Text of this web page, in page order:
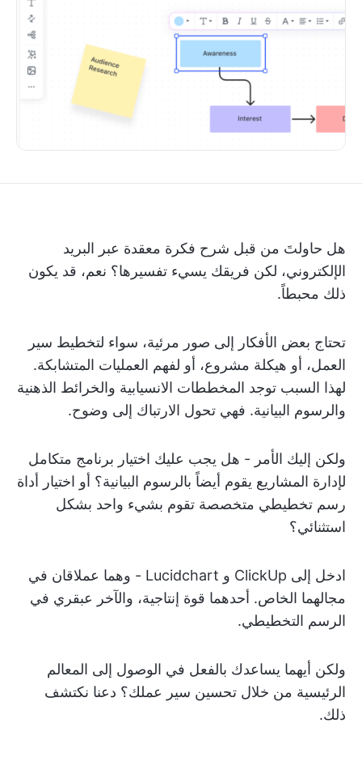
هل حاولتَ من قبل شرح فكرة معقدة عبر البريد
الإلكتروني، لكن فريقك يسيء تفسيرها؟ نعم، قد يكون
ذلك محبطاً.
تحتاج بعض الأفكار إلى صور مرئية، سواء لتخطيط سير
العمل، أو هيكلة مشروع، أو لفهم العمليات المتشابكة.
لهذا السبب توجد المخططات الانسيابية والخرائط الذهنية
والرسوم البيانية. فهي تحول الارتباك إلى وضوح.
ولكن إليك الأمر - هل يجب عليك اختيار برنامج متكامل
لإدارة المشاريع يقوم أيضاً بالرسوم البيانية؟ أو اختيار أداة
رسم تخطيطي متخصصة تقوم بشيء واحد بشكل
استثنائي؟
ادخل إلى ClickUp و Lucidchart - وهما عملاقان في
مجالهما الخاص. أحدهما قوة إنتاجية، والآخر عبقري في
الرسم التخطيطي.
ولكن أيهما يساعدك بالفعل في الوصول إلى المعالم
الرئيسية من خلال تحسين سير عملك؟ دعنا نكتشف
ذلك.